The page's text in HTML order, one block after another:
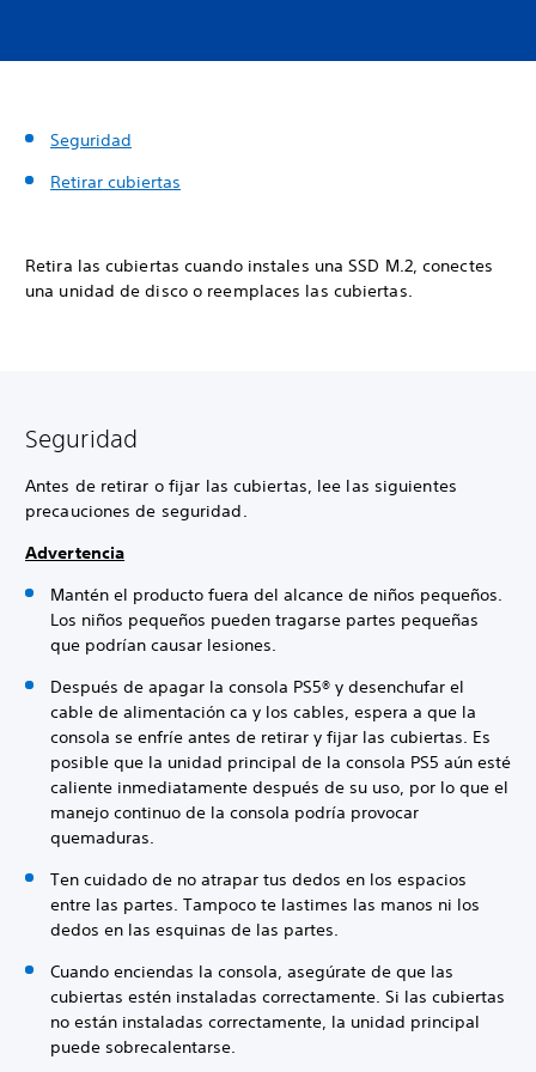
Seguridad
Retirar cubiertas
Retira las cubiertas cuando instales una SSD M.2, conectes
una unidad de disco o reemplaces las cubiertas.
Seguridad
Antes de retirar o fijar las cubiertas, lee las siguientes
precauciones de seguridad.
Advertencia
Mantén el producto fuera del alcance de niños pequeños.
Los niños pequeños pueden tragarse partes pequeñas
que podrían causar lesiones.
Después de apagar la consola PS5® y desenchufar el
cable de alimentación ca y los cables, espera a que la
consola se enfríe antes de retirar y fijar las cubiertas. Es
posible que la unidad principal de la consola PS5 aún esté
caliente inmediatamente después de su uso, por lo que el
manejo continuo de la consola podría provocar
quemaduras.
Ten cuidado de no atrapar tus dedos en los espacios
entre las partes. Tampoco te lastimes las manos ni los
dedos en las esquinas de las partes.
Cuando enciendas la consola, asegúrate de que las
cubiertas estén instaladas correctamente. Si las cubiertas
no están instaladas correctamente, la unidad principal
puede sobrecalentarse.